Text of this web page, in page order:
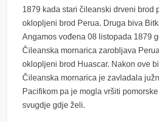
1879 kada stari čileanski drveni brod
oklopljeni brod Perua. Druga biva
Angamos vođena 08 listopada 1879
Čileanska mornarica zarobljava
oklopljeni brod Huascar. Nakon ove
Čileanska mornarica je zavladala
Pacifikom pa je mogla vršiti
svugdje gdje želi.